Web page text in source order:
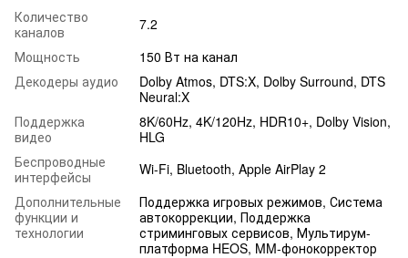
Количество
каналов
7.2
Мощность
150 Вт на канал
Декодеры аудио
Dolby Atmos, DTS:X, Dolby Surround, DTS
Neural:X
Поддержка
видео
8K/60Hz, 4K/120Hz, HDR10+, Dolby Vision,
HLG
Беспроводные
интерфейсы
Wi-Fi, Bluetooth, Apple AirPlay 2
Дополнительные
функции и
технологии
Поддержка игровых режимов, Система
автокоррекции, Поддержка
стриминговых сервисов, Мультирум-
платформа HEOS, MM-фонокорректор